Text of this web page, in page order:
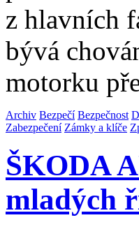
z hlavních
bývá
motorku
Archiv Bezpečí Bezpečnost
Zabezpečení Zámky a klíče
ŠKODA
mladých